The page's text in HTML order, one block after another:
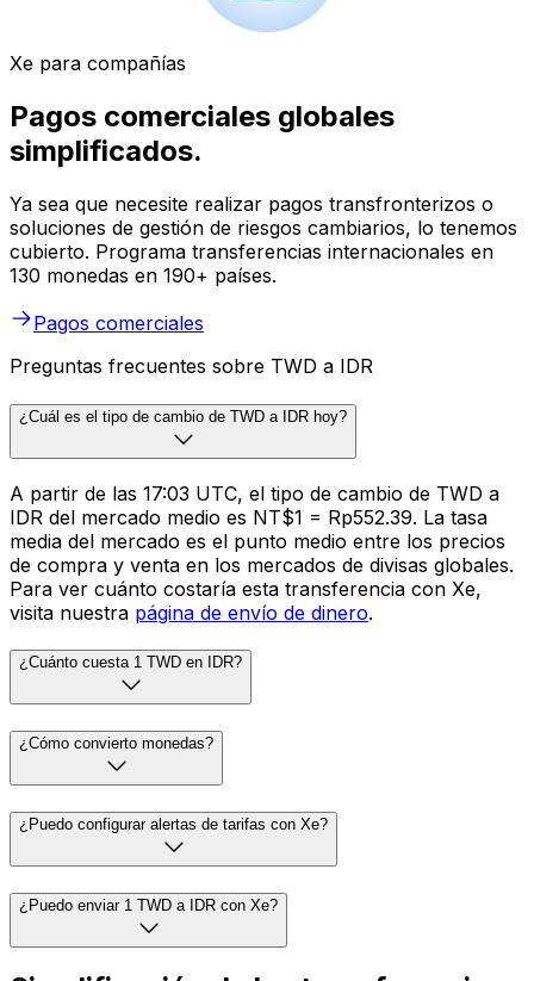
Xe para compañías
Pagos comerciales globales
simplificados.
Ya sea que necesite realizar pagos transfronterizos o
soluciones de gestión de riesgos cambiarios, lo tenemos
cubierto. Programa transferencias internacionales en
130 monedas en 190+ países.
Pagos comerciales
Preguntas frecuentes sobre TWD a IDR
¿Cuál es el tipo de cambio de TWD a IDR hoy?
A partir de las 17:03 UTC, el tipo de cambio de TWD a
IDR del mercado medio es NT$1 = Rp552.39. La tasa
media del mercado es el punto medio entre los precios
de compra y venta en los mercados de divisas globales.
Para ver cuánto costaría esta transferencia con Xe,
visita nuestra página de envío de dinero.
¿Cuánto cuesta 1 TWD en IDR?
¿Cómo convierto monedas?
¿Puedo configurar alertas de tarifas con Xe?
¿Puedo enviar 1 TWD a IDR con Xe?